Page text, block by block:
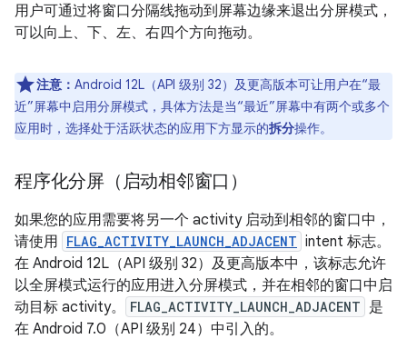
用户可通过将窗口分隔线拖动到屏幕边缘来退出分屏模式，
可以向上、下、左、右四个方向拖动。
注意： Android 12L（API 级别 32）及更高版本可让用户在“最
近”屏幕中启用分屏模式，具体方法是当“最近”屏幕中有两个或多个
应用时，选择处于活跃状态的应用下方显示的拆分操作。
程序化分屏（启动相邻窗口）
如果您的应用需要将另一个 activity 启动到相邻的窗口中，
请使用 FLAG_ACTIVITY_LAUNCH_ADJACENT intent 标志。
在 Android 12L（API 级别 32）及更高版本中，该标志允许
以全屏模式运行的应用进入分屏模式，并在相邻的窗口中启
动目标 activity。
FLAG_ACTIVITY_LAUNCH_ADJACENT 是
在 Android 7.0（API 级别 24）中引入的。